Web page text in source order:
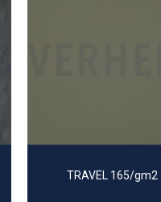
TRAVEL 165/gm2